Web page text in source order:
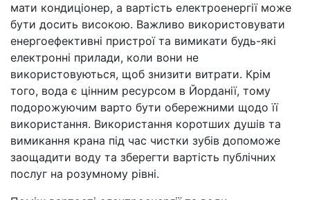
мати кондиціонер, а вартість електроенергії може
бути досить високою. Важливо використовувати
енергоефективні пристрої та вимикати будь-які
електронні прилади, коли вони не
використовуються, щоб знизити витрати. Крім
того, вода є цінним ресурсом в Йорданії, тому
подорожуючим варто бути обережними щодо її
використання. Використання коротших душів та
вимикання крана під час чистки зубів допоможе
заощадити воду та зберегти вартість публічних
послуг на розумному рівні.